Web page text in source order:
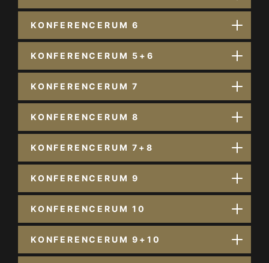
KONFERENCERUM 6
KONFERENCERUM 5+6
KONFERENCERUM 7
KONFERENCERUM 8
KONFERENCERUM 7+8
KONFERENCERUM 9
KONFERENCERUM 10
KONFERENCERUM 9+10